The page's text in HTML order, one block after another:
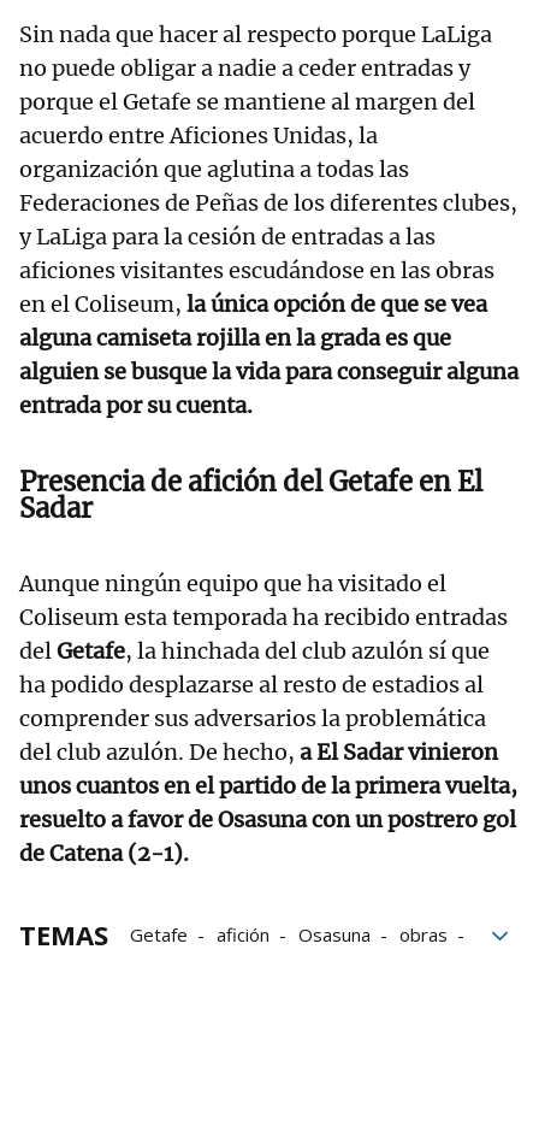
Sin nada que hacer al respecto porque LaLiga
no puede obligar a nadie a ceder entradas y
porque el Getafe se mantiene al margen del
acuerdo entre Aficiones Unidas, la
organización que aglutina a todas las
Federaciones de Peñas de los diferentes clubes,
y LaLiga para la cesión de entradas a las
aficiones visitantes escudándose en las obras
en el Coliseum, la única opción de que se vea
alguna camiseta rojilla en la grada es que
alguien se busque la vida para conseguir alguna
entrada por su cuenta.
Presencia de afición del Getafe en El
Sadar
Aunque ningún equipo que ha visitado el
Coliseum esta temporada ha recibido entradas
delGetafe, la hinchada del club azulón sí que
ha podido desplazarse al resto de estadios al
comprender sus adversarios la problemática
del club azulón. De hecho, a El Sadar vinieron
unos cuantos en el partido de la primera vuelta,
resuelto a favor de Osasuna con un postrero gol
de Catena (2-1).
TEMAS Getafe afición Osasuna
obras